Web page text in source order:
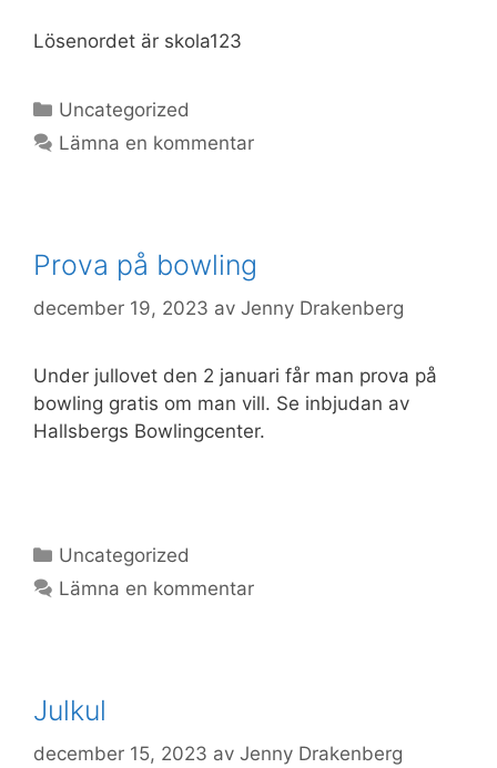
Lösenordet är skola123
Kategorier
Uncategorized
Lämna en kommentar
Prova på bowling
december 19, 2023 av Jenny Drakenberg
Under jullovet den 2 januari får man prova på
bowling gratis om man vill. Se inbjudan av
Hallsbergs Bowlingcenter.
Kategorier
Uncategorized
Lämna en kommentar
Julkul
december 15, 2023 av Jenny Drakenberg